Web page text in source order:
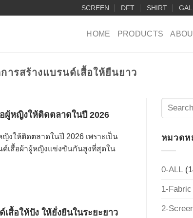
SCREEN DFT SHIRT
HOME PRODUCTS
ารสร้างแบรนด์เสื้อให้ยืนยาว
ผู้หญิงให้ติดตลาดในปี 2026
งให้ติดตลาดในปี 2026 เพราะเป็น
ด์เสื้อผ้าผู้หญิงแข่งขันกันสูงที่สุดใน
สื้อให้ปัง ให้ยั่งยืนในระยะยาว
หมวดห
0-ALL
1-Fabric
2-